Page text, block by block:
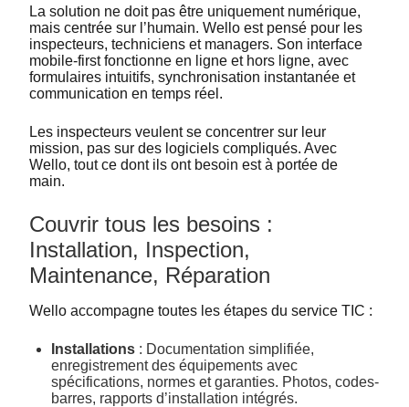
La solution ne doit pas être uniquement numérique,
mais centrée sur l’humain. Wello est pensé pour les
inspecteurs, techniciens et managers. Son interface
mobile-first fonctionne en ligne et hors ligne, avec
formulaires intuitifs, synchronisation instantanée et
communication en temps réel.
Les inspecteurs veulent se concentrer sur leur
mission, pas sur des logiciels compliqués. Avec
Wello, tout ce dont ils ont besoin est à portée de
main.
Couvrir tous les besoins :
Installation, Inspection,
Maintenance, Réparation
Wello accompagne toutes les étapes du service TIC :
Installations : Documentation simplifiée,
enregistrement des équipements avec
spécifications, normes et garanties. Photos, codes-
barres, rapports d’installation intégrés.